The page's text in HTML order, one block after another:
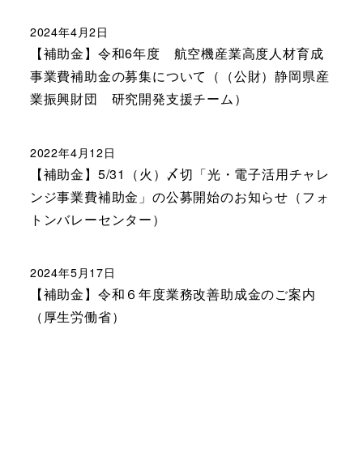
【補助金】令和6年度 航空機産業高度人材育成
事業費補助金の募集について（（公財）静岡県産
業振興財団 研究開発支援チーム）
2024年4月2日
【補助金】5/31（火）〆切「光・電子活用チャレ
ンジ事業費補助金」の公募開始のお知らせ（フォ
トンバレーセンター）
2022年4月12日
【補助金】令和６年度業務改善助成金のご案内
（厚生労働省）
2024年5月17日